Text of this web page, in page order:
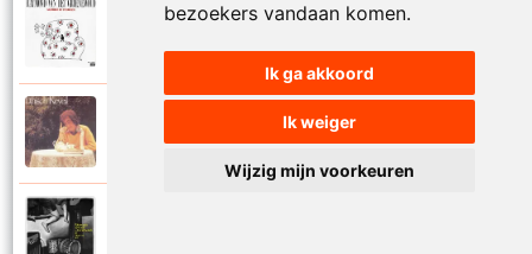
bezoekers vandaan komen.
Ik ga akkoord
Ik weiger
Wijzig mijn voorkeuren
Raymond Van Het Groenewoud
Mijnheer de postbode
Raymond Van Het Groenewoud
Moeder